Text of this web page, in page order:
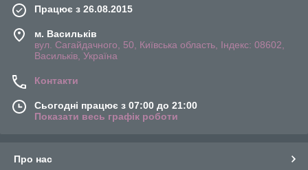
Працює з 26.08.2015
м. Васильків
вул. Сагайдачного, 50, Київська область, Індекс: 08602,
Васильків, Україна
Контакти
Сьогодні працює з 07:00 до 21:00
Показати весь графік роботи
Про нас